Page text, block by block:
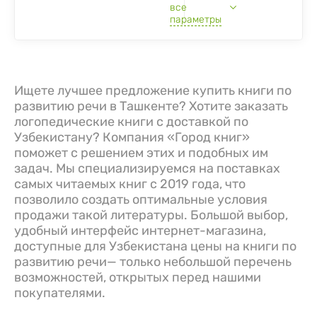
все
параметры
Ищете лучшее предложение купить книги по
развитию речи в Ташкенте? Хотите заказать
логопедические книги с доставкой по
Узбекистану? Компания «Город книг»
поможет с решением этих и подобных им
задач. Мы специализируемся на поставках
самых читаемых книг с 2019 года, что
позволило создать оптимальные условия
продажи такой литературы. Большой выбор,
удобный интерфейс интернет-магазина,
доступные для Узбекистана цены на книги по
развитию речи— только небольшой перечень
возможностей, открытых перед нашими
покупателями.